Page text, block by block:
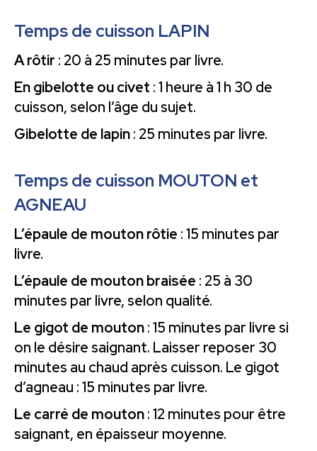
Temps de cuisson LAPIN
A rôtir : 20 à 25 minutes par livre.
En gibelotte ou civet : 1 heure à 1 h 30 de
cuisson, selon l’âge du sujet.
Gibelotte de lapin: 25 minutes par livre.
Temps de cuisson MOUTON et
AGNEAU
L’épaule de mouton rôtie : 15 minutes par
livre.
L’épaule de moutonbraisée : 25 à 30
minutes par livre, selon qualité.
Le gigot de mouton: 15 minutes par livre si
on le désire saignant. Laisser reposer 30
minutes au chaud après cuisson. Le gigot
d’agneau : 15 minutes par livre.
Le carré de mouton: 12 minutes pour être
saignant, en épaisseur moyenne.